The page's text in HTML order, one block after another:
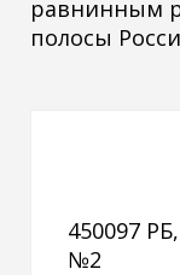
равнинным
полосы
450097
№2